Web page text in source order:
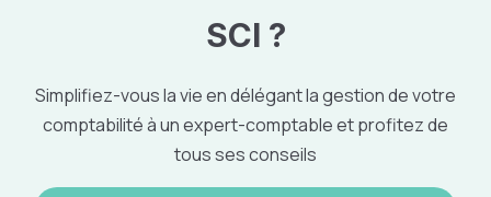
SCI ?
Simplifiez-vous la vie en délégant la gestion de votre
comptabilité à un expert-comptable et profitez de
tous ses conseils